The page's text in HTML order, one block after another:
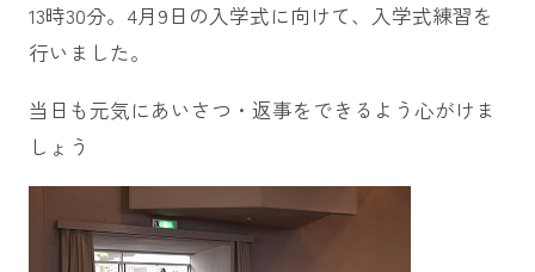
13時30分。4月9日の入学式に向けて、入学式練習を
行いました。
当日も元気にあいさつ・返事をできるよう心がけま
しょう